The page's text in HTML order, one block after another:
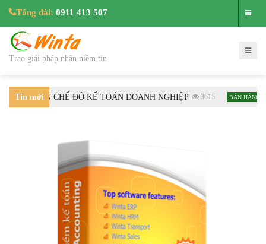
Tổng đài: 0911 413 507
Trao giải pháp nhận niềm tin
Tin mới
DẪN CHẾ ĐỘ KẾ TOÁN DOANH NGHIỆP 3615 BÁN HÀNG